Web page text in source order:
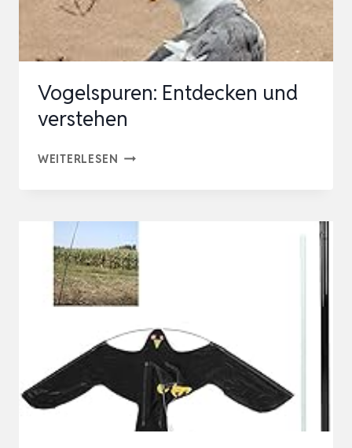
SCHÜTZEN.:
VOGELBUCH
VOGE…
Vogelspuren: Entdecken und
verstehen
WEITERLESEN VOGELSPUREN: